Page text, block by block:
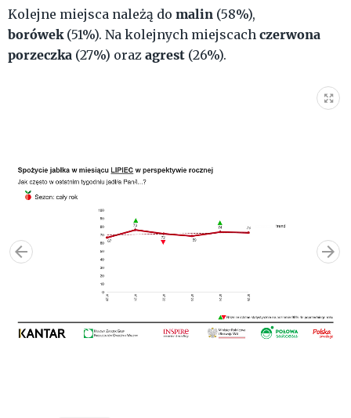
Kolejne miejsca należą do malin (58%),
borówek (51%). Na kolejnych miejscach czerwona
porzeczka (27%) oraz agrest (26%).